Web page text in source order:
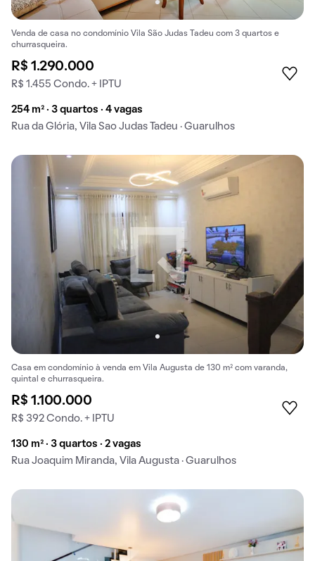
Venda de casa no condomínio Vila São Judas Tadeu com 3 quartos e
churrasqueira.
R$ 1.290.000
R$ 1.455 Condo. + IPTU
254 m² · 3 quartos · 4 vagas
Rua da Glória, Vila Sao Judas Tadeu · Guarulhos
Casa em condomínio à venda em Vila Augusta de 130 m² com varanda,
quintal e churrasqueira.
R$ 1.100.000
R$ 392 Condo. + IPTU
130 m² · 3 quartos · 2 vagas
Rua Joaquim Miranda, Vila Augusta · Guarulhos